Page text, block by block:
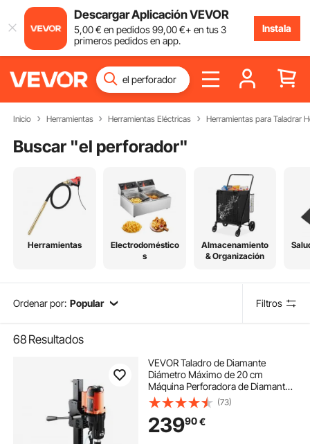
Descargar Aplicación VEVOR
5,00€ en pedidos99,00€+ en tus 3
primeros pedidos en app.
Instala
Inicio Herramientas Herramientas Eléctricas Herramientas para Taladrar
Buscar "el perforador"
Herramientas
Electrodoméstico
s
Almacenamiento
& Organización
Ordenar por: Popular Filtros
68 Resultados
VEVOR Taladro de Diamante
Diámetro Máximo de 20 cm
Máquina Perforadora de Diamante
Profundidad de 60 cm Perforación
en Seco y Húmedo 750 rpm Taladro
Diamantado para Construcción de
Hormigón Armado
(73)
23990€